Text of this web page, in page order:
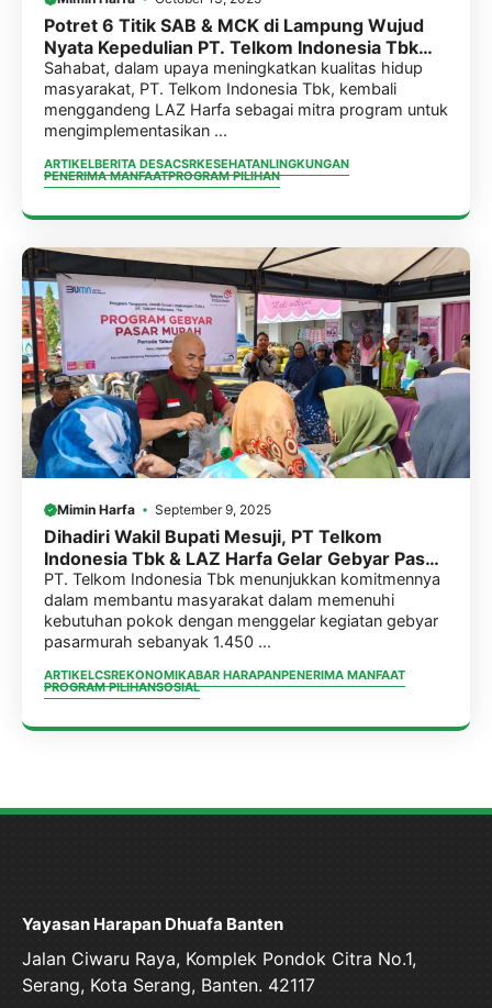
Potret 6 Titik SAB & MCK di Lampung Wujud
Nyata Kepedulian PT. Telkom Indonesia Tbk
Dengan Menggandeng LAZ Harfa Sebagai
Mitra Program
Sahabat, dalam upaya meningkatkan kualitas hidup
masyarakat, PT. Telkom Indonesia Tbk, kembali
menggandeng LAZ Harfa sebagai mitra program untuk
mengimplementasikan ...
ARTIKELBERITA DESACSRKESEHATANLINGKUNGAN
PENERIMA MANFAATPROGRAM PILIHAN
Mimin Harfa September 9, 2025
Dihadiri Wakil Bupati Mesuji, PT Telkom
Indonesia Tbk & LAZ Harfa Gelar Gebyar Pasar
Murah
PT. Telkom Indonesia Tbk menunjukkan komitmennya
dalam membantu masyarakat dalam memenuhi
kebutuhan pokok dengan menggelar kegiatan gebyar
pasarmurah sebanyak 1.450 ...
ARTIKELCSREKONOMIKABAR HARAPANPENERIMA MANFAAT
PROGRAM PILIHANSOSIAL
Yayasan Harapan Dhuafa Banten
Jalan Ciwaru Raya, Komplek Pondok Citra No.1,
Serang, Kota Serang, Banten. 42117